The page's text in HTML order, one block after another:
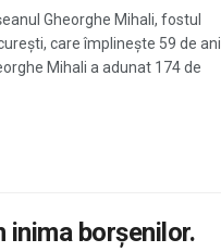
Gheorghe Mihali, fostul
care împlinește 59 de ani.
Mihali a adunat 174 de
borșenilor.